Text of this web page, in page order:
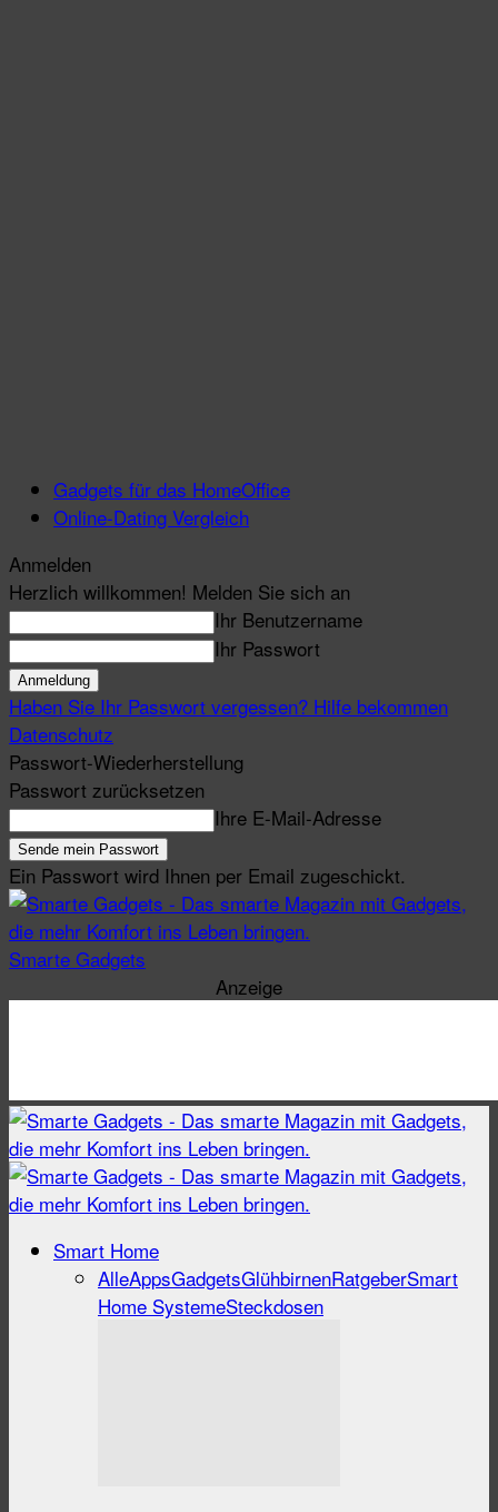
Gadgets für das HomeOffice
Online-Dating Vergleich
Anmelden
Herzlich willkommen! Melden Sie sich an
Ihr Benutzername
Ihr Passwort
Haben Sie Ihr Passwort vergessen? Hilfe bekommen
Datenschutz
Passwort-Wiederherstellung
Passwort zurücksetzen
Ihre E-Mail-Adresse
Ein Passwort wird Ihnen per Email zugeschickt.
Smarte Gadgets
Anzeige
Smart Home
AlleAppsGadgetsGlühbirnenRatgeberSmart
Home SystemeSteckdosen